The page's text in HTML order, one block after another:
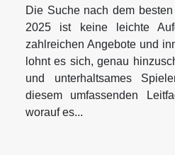
Die Suche nach dem
2025 ist keine leichte
zahlreichen Angebote und
lohnt es sich, genau
und unterhaltsames
diesem umfassenden
worauf es...